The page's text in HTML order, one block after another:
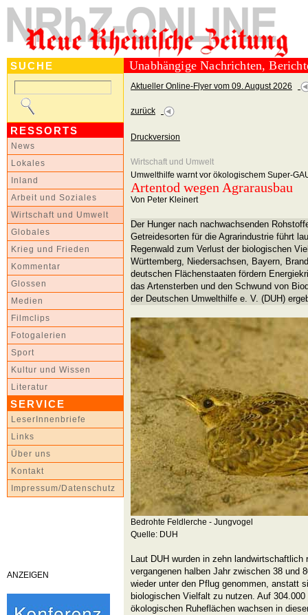
SUCHE
RESSORTS
News
Lokales
Inland
Arbeit und Soziales
Wirtschaft und Umwelt
Globales
Krieg und Frieden
Kommentar
Glossen
Medien
Filmclips
Fotogalerien
Sport
Kultur und Wissen
Literatur
SERVICE
LeserInnenbriefe
Links
Über uns
Kontakt
Impressum/Datenschutz
ANZEIGEN
Unabhängige Nachrichten,
Aktueller Online-Flyer vom 09. August 2026
zurück
Druckversion
Wirtschaft und Umwelt
Umwelthilfe warnt vor ökologischem Super-
Artentod wegen Agrarausbau
Von Peter Kleinert
Der Hunger nach nachwachsenden
Getreidesorten für die Agrarindustrie führt
Regenwald zum Verlust der biologischen
Württemberg, Niedersachsen, Bayern,
deutschen Flächenstaaten fördern
das Artensterben und den Schwund von
der Deutschen Umwelthilfe e. V. (DUH)
Bedrohte Feldlerche - Jungvogel
Quelle: DUH
Laut DUH wurden in zehn landwirtschaftlich
vergangenen halben Jahr zwischen 38 und
wieder unter den Pflug genommen, anstatt
biologischen Vielfalt zu nutzen. Auf
ökologischen Ruheflächen wachsen in